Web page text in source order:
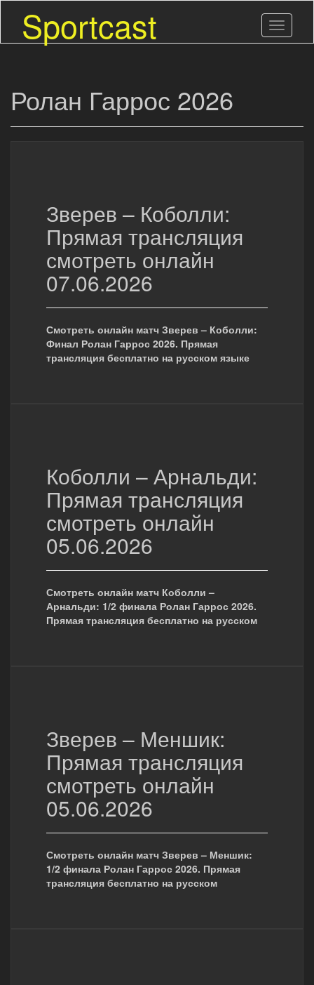
Sportcast Toggle
Ролан Гаррос 2026
Зверев – Коболли:
Прямая трансляция
смотреть онлайн
07.06.2026
Смотреть онлайн матч Зверев – Коболли:
Финал Ролан Гаррос 2026. Прямая
трансляция бесплатно на русском языке
Коболли – Арнальди:
Прямая трансляция
смотреть онлайн
05.06.2026
Смотреть онлайн матч Коболли –
Арнальди: 1/2 финала Ролан Гаррос 2026.
Прямая трансляция бесплатно на русском
Зверев – Меншик:
Прямая трансляция
смотреть онлайн
05.06.2026
Смотреть онлайн матч Зверев – Меншик:
1/2 финала Ролан Гаррос 2026. Прямая
трансляция бесплатно на русском